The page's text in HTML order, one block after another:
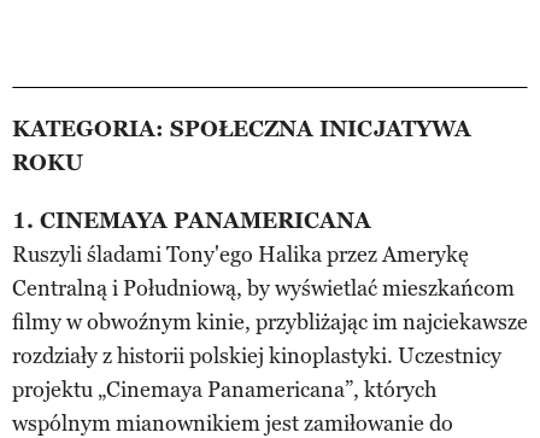
KATEGORIA: SPOŁECZNA INICJATYWA
ROKU
1. CINEMAYA PANAMERICANA
Ruszyli śladami Tony'ego Halika przez Amerykę
Centralną i Południową, by wyświetlać mieszkańcom
filmy w obwoźnym kinie, przybliżając im najciekawsze
rozdziały z historii polskiej kinoplastyki. Uczestnicy
projektu „Cinemaya Panamericana”, których
wspólnym mianownikiem jest zamiłowanie do